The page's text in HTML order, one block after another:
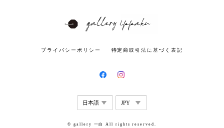
プライバシーポリシー 特定商取引法に基づく表記
© gallery 一白 All rights reserved.